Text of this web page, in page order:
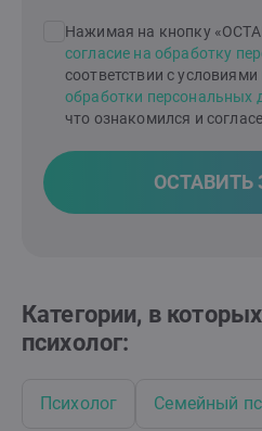
Нажимая на кнопку
согласие на обработку
соответствии с условиями
обработки персональных
что ознакомился и
ОСТАВИТЬ
Категории, в
психолог:
Психолог Семейный